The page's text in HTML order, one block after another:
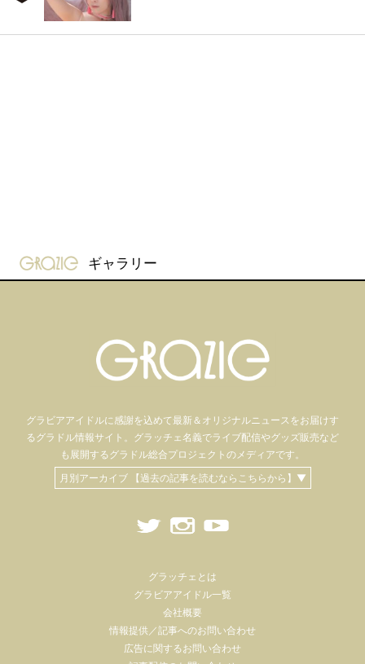
gravure-grazie
ギャラリー
グラビアアイドルに感謝を込めて最新＆オリジナルニュースをお届けす
るグラドル情報サイト。 グラッチェ名義でライブ配信やグッズ販売など
も 展開するグラドル総合プロジェクトのメディアです。
月別アーカイブ 【過去の記事を読むならこちらから】▼
グラッチェとは
グラビアアイドル一覧
会社概要
情報提供／記事へのお問い合わせ
広告に関するお問い合わせ